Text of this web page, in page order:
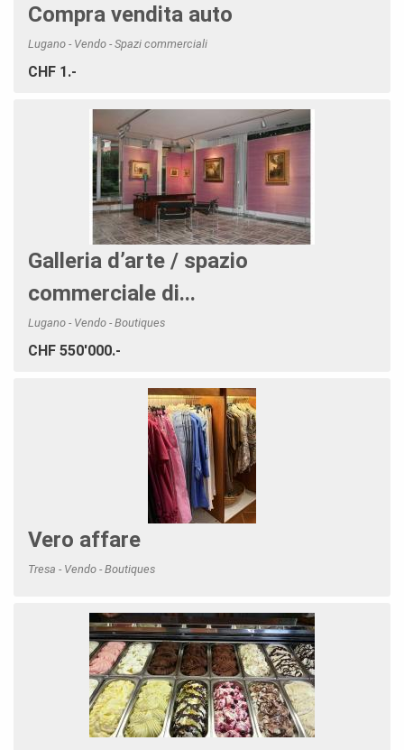
Compra vendita auto
Lugano - Vendo - Spazi commerciali
CHF 1.-
Galleria d’arte / spazio
commerciale di...
Lugano - Vendo - Boutiques
CHF 550'000.-
Vero affare
Tresa - Vendo - Boutiques